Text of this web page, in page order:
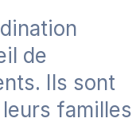
de
Ils sont
familles